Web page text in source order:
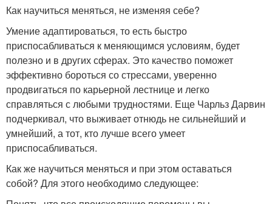
Как научиться меняться, не изменяя себе?
Умение адаптироваться, то есть быстро
приспосабливаться к меняющимся условиям, будет
полезно и в других сферах. Это качество поможет
эффективно бороться со стрессами, уверенно
продвигаться по карьерной лестнице и легко
справляться с любыми трудностями. Еще Чарльз Дарвин
подчеркивал, что выживает отнюдь не сильнейший и
умнейший, а тот, кто лучше всего умеет
приспосабливаться.
Как же научиться меняться и при этом оставаться
собой? Для этого необходимо следующее: